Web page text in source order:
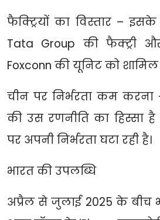
फैक्ट्रियों का विस्तार –
Tata Group की फैक्ट्री
Foxconn की यूनिट को शामिल
चीन पर निर्भरता कम
की उस रणनीति का हिस्सा
पर अपनी निर्भरता घटा रही है।
भारत की उपलब्धि
अप्रैल से जुलाई 2025 के बीच